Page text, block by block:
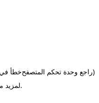
خطأ في(راجع وحدة تحكم المتصفح
لمزيد.